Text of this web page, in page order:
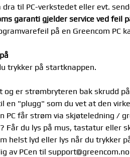
dra til PC-verkstedet eller evt.
garanti gjelder service ved feil
på en Greencom PC
trykker på startknappen.
er strømbryteren bak skrudd
en "plugg" som du vet at den
PC får strøm via skjøteledning /
Får du lys på mus, tastatur eller
helst lyd eller lys når du trykker
av PCen til